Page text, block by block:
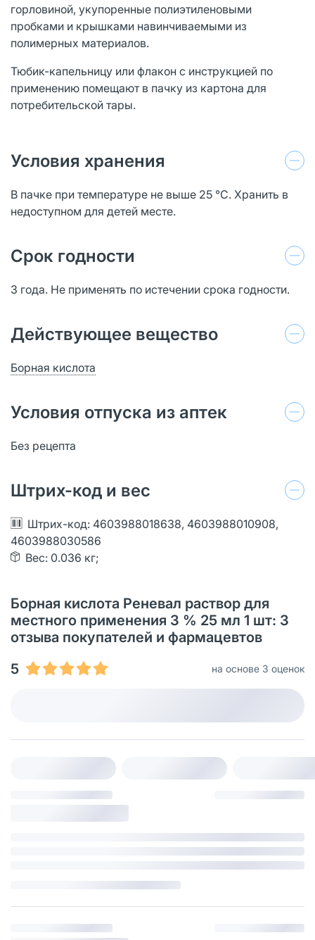
горловиной, укупоренные полиэтиленовыми
пробками и крышками навинчиваемыми из
полимерных материалов.
Тюбик-капельницу или флакон с инструкцией по
применению помещают в пачку из картона для
потребительской тары.
Условия хранения
В пачке при температуре не выше 25 °С. Хранить в
недоступном для детей месте.
Срок годности
3 года. Не применять по истечении срока годности.
Действующее вещество
Борная кислота
Условия отпуска из аптек
Без рецепта
Штрих-код и вес
Штрих-код: 4603988018638, 4603988010908,
4603988030586
Вес: 0.036 кг;
Борная кислота Реневал раствор для
местного применения 3 % 25 мл 1 шт: 3
отзыва покупателей и фармацевтов
5
на основе 3 оценок